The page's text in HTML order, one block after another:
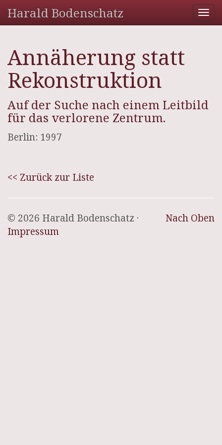
Harald Bodenschatz
Annäherung statt
Rekonstruktion
Auf der Suche nach einem Leitbild
für das verlorene Zentrum.
Berlin: 1997
<< Zurück zur Liste
Nach Oben
© 2026 Harald Bodenschatz ·
Impressum